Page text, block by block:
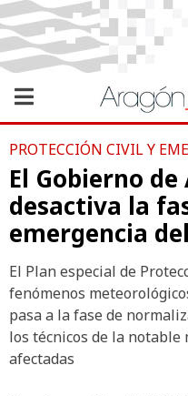
PROTECCIÓN CIVIL Y
El Gobierno de
desactiva la
emergencia
El Plan especial de
fenómenos
pasa a la fase de
los técnicos de la notable
afectadas